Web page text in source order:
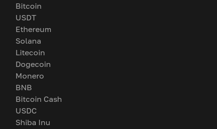
Bitcoin
USDT
Ethereum
Solana
Litecoin
Dogecoin
Monero
BNB
Bitcoin Cash
USDC
Shiba Inu